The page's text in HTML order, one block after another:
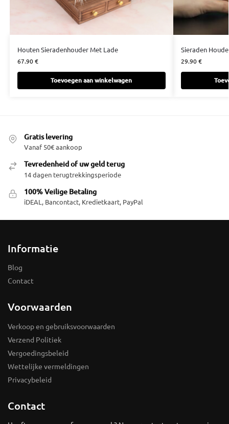
Houten Sieradenhouder Met Lade
67.90€
Toevoegen aan winkelwagen
Sieraden
29.90€
Gratis levering
Vanaf 50€ aankoop
Tevredenheid of uw geld terug
14 dagen terugtrekkingsperiode
100% Veilige Betaling
iDEAL, Bancontact, Kredietkaart, PayPal
Informatie
Blog
Contact
Voorwaarden
Verkoop en gebruiksvoorwaarden
Verzend Politiek
Vergoedingsbeleid
Wettelijke vermeldingen
Privacybeleid
Contact